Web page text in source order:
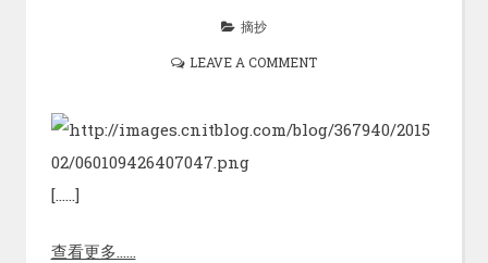
摘抄
LEAVE A COMMENT
[……]
查看更多……